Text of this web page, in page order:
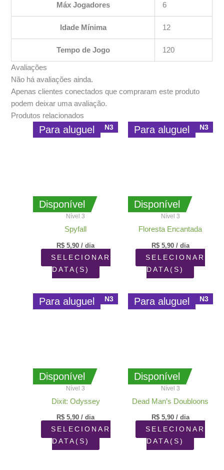
Máx Jogadores 6
Idade Mínima 12
Tempo de Jogo 120
Avaliações
Não há avaliações ainda.
Apenas clientes conectados que compraram este produto
podem deixar uma avaliação.
Produtos relacionados
Disponível
Para aluguel N3
Nível 3
Spyfall
R$ 5,90 / dia
SELECIONAR
DATA(S)
Disponível
Para aluguel N3
Nível 3
Floresta Encantada
R$5,90/ dia
SELECIONAR
DATA(S)
Disponível
Para aluguel N3
Nível 3
Dixit: Odyssey
R$ 5,90 / dia
SELECIONAR
DATA(S)
Disponível
Para aluguel N3
Nível 3
Dead Man’s Doubloons
R$5,90/ dia
SELECIONAR
DATA(S)